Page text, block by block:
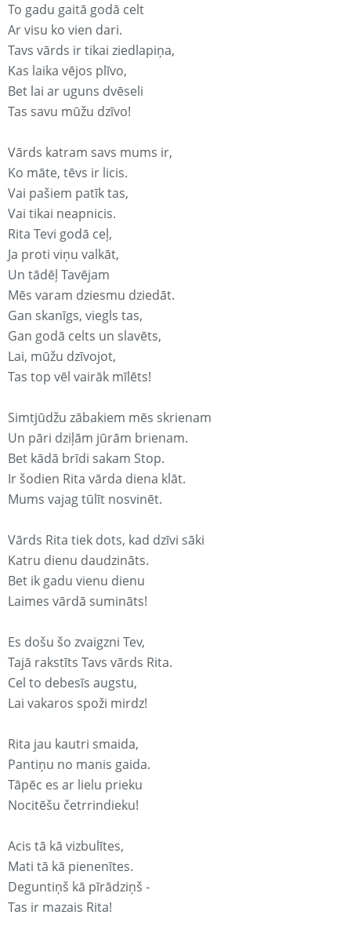
To gadu gaitā godā celt
Ar visu ko vien dari.
Tavs vārds ir tikai ziedlapiņa,
Kas laika vējos plīvo,
Bet lai ar uguns dvēseli
Tas savu mūžu dzīvo!
Vārds katram savs mums ir,
Ko māte, tēvs ir licis.
Vai pašiem patīk tas,
Vai tikai neapnicis.
Rita Tevi godā ceļ,
Ja proti viņu valkāt,
Un tādēļ Tavējam
Mēs varam dziesmu dziedāt.
Gan skanīgs, viegls tas,
Gan godā celts un slavēts,
Lai, mūžu dzīvojot,
Tas top vēl vairāk mīlēts!
Simtjūdžu zābakiem mēs skrienam
Un pāri dziļām jūrām brienam.
Bet kādā brīdi sakam Stop.
Ir šodien Rita vārda diena klāt.
Mums vajag tūlīt nosvinēt.
Vārds Rita tiek dots, kad dzīvi sāki
Katru dienu daudzināts.
Bet ik gadu vienu dienu
Laimes vārdā sumināts!
Es došu šo zvaigzni Tev,
Tajā rakstīts Tavs vārds Rita.
Cel to debesīs augstu,
Lai vakaros spoži mirdz!
Rita jau kautri smaida,
Pantiņu no manis gaida.
Tāpēc es ar lielu prieku
Nocitēšu četrrindieku!
Acis tā kā vizbulītes,
Mati tā kā pienenītes.
Deguntiņš kā pīrādziņš -
Tas ir mazais Rita!